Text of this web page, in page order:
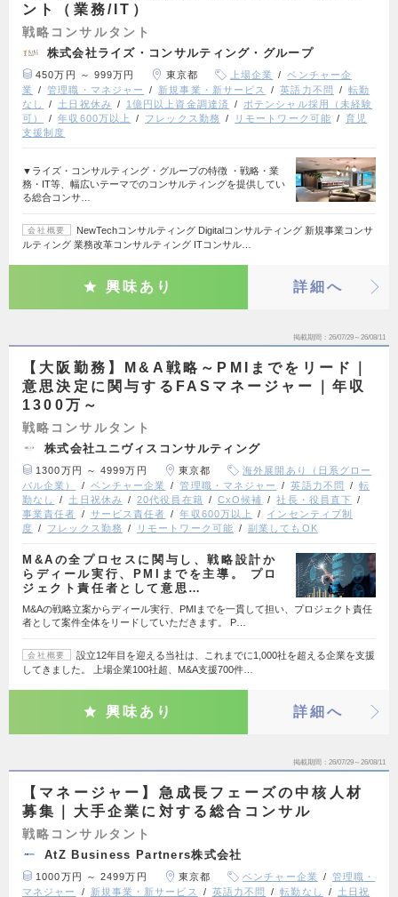
ント（業務/IT）
戦略コンサルタント
株式会社ライズ・コンサルティング・グループ
450万円 ～ 999万円 東京都 上場企業
ベンチャー企
業
管理職・マネジャー 新規事業・新サービス 英語力不問
転勤
なし
土日祝休み 1億円以上資金調達済
ポテンシャル採用（未経験
可）
年収600万以上 フレックス勤務 リモートワーク可能
育児
支援制度
▼ライズ・コンサルティング・グループの特徴 ・戦略・業
務・IT等、幅広いテーマでのコンサルティングを提供してい
る総合コンサ…
会社概要
NewTechコンサルティング Digitalコンサルティング 新規事業コンサ
ルティング 業務改革コンサルティング ITコンサル…
興味あり 詳細へ
掲載期間 26/07/29～26/08/11
【大阪勤務】M&A戦略～PMIまでをリード｜
意思決定に関与するFASマネージャー｜年収
1300万～
戦略コンサルタント
株式会社ユニヴィスコンサルティング
1300万円 ～ 4999万円 東京都
海外展開あり（日系グロー
バル企業）
ベンチャー企業 管理職・マネジャー 英語力不問
転
勤なし
土日祝休み 20代役員在籍 CxO候補
社長・役員直下
事業責任者
サービス責任者 年収600万以上
インセンティブ制
度
フレックス勤務 リモートワーク可能 副業してもOK
M&Aの全プロセスに関与し、戦略設計か
らディール実行、PMIまでを主導。 プロ
ジェクト責任者として意思…
M&Aの戦略立案からディール実行、PMIまでを一貫して担い、プロジェクト責任
者として案件全体をリードしていただきます。 P…
会社概要
設立12年目を迎える当社は、これまでに1,000社を超える企業を支援
してきました。 上場企業100社超、M&A支援700件…
興味あり 詳細へ
掲載期間 26/07/29～26/08/11
【マネージャー】急成長フェーズの中核人材
募集｜大手企業に対する総合コンサル
戦略コンサルタント
AtZ Business Partners株式会社
1000万円 ～ 2499万円 東京都 ベンチャー企業
管理職・
マネジャー
新規事業・新サービス 英語力不問 転勤なし 土日祝